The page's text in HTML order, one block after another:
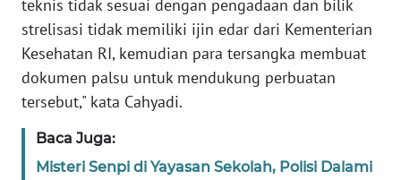
teknis tidak sesuai dengan pengadaan dan bilik
strelisasi tidak memiliki ijin edar dari Kementerian
Kesehatan RI, kemudian para tersangka membuat
dokumen palsu untuk mendukung perbuatan
tersebut," kata Cahyadi.
Baca Juga:
Misteri Senpi di Yayasan Sekolah, Polisi Dalami
NTB
WN
SULTENG
SULBAR